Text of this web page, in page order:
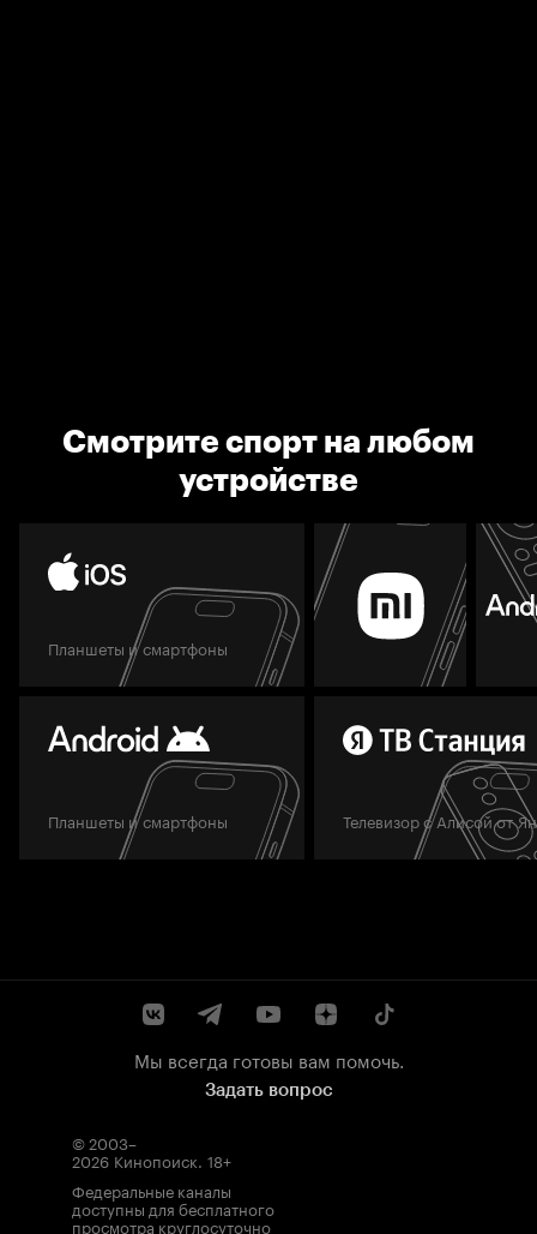
Смотрите спорт на любом
устройстве
Планшеты и смартфоны
Планшеты и смартфоны Телевизор с Алисой от
Мы всегда готовы вам помочь.
Задать вопрос
© 2003–
2026 Кинопоиск. 18+
Федеральные каналы
доступны для бесплатного
просмотра круглосуточно